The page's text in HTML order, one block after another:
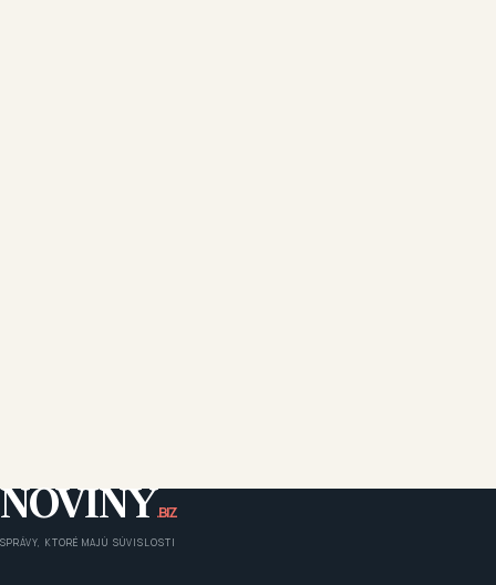
NOVINY.BIZ
SPRÁVY, KTORÉ MAJÚ SÚVISLOSTI